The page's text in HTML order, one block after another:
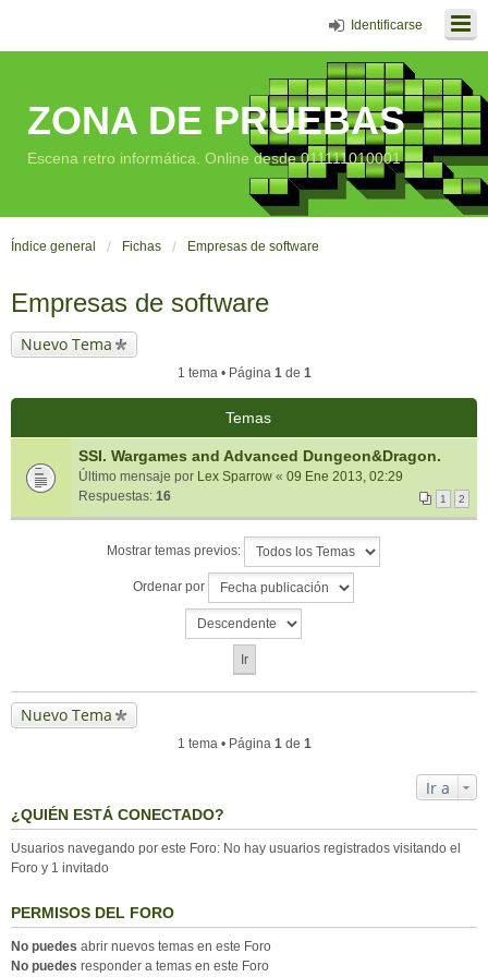
Identificarse
ZONA DE PRUEBAS
Escena retro informática. Online desde 011111010001
Índice general Fichas Empresas de software
Empresas de software
Nuevo Tema
1 tema • Página 1de 1
Temas
SSI. Wargames and Advanced Dungeon&Dragon.
Último mensaje por Lex Sparrow « 09 Ene 2013, 02:29
Respuestas: 16 1 2
Mostrar temas previos:
Ordenar por
Nuevo Tema
1 tema • Página 1de 1
Ir a
¿QUIÉN ESTÁ CONECTADO?
Usuarios navegando por este Foro: No hay usuarios registrados visitando el
Foro y 1 invitado
PERMISOS DEL FORO
No puedes abrir nuevos temas en este Foro
No puedes responder a temas en este Foro